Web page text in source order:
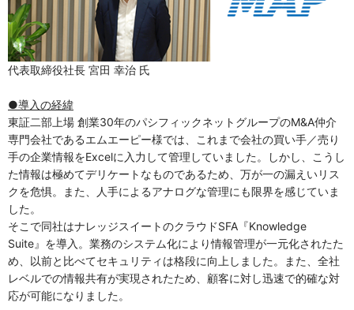
代表取締役社長 宮田 幸治 氏
●導入の経緯
東証二部上場 創業30年のパシフィックネットグループのM&A仲介
専門会社であるエムエーピー様では、これまで会社の買い手／売り
手の企業情報をExcelに入力して管理していました。しかし、こうし
た情報は極めてデリケートなものであるため、万が一の漏えいリス
クを危惧。また、人手によるアナログな管理にも限界を感じていま
した。
そこで同社はナレッジスイートのクラウドSFA『Knowledge
Suite』を導入。業務のシステム化により情報管理が一元化されたた
め、以前と比べてセキュリティは格段に向上しました。また、全社
レベルでの情報共有が実現されたため、顧客に対し迅速で的確な対
応が可能になりました。